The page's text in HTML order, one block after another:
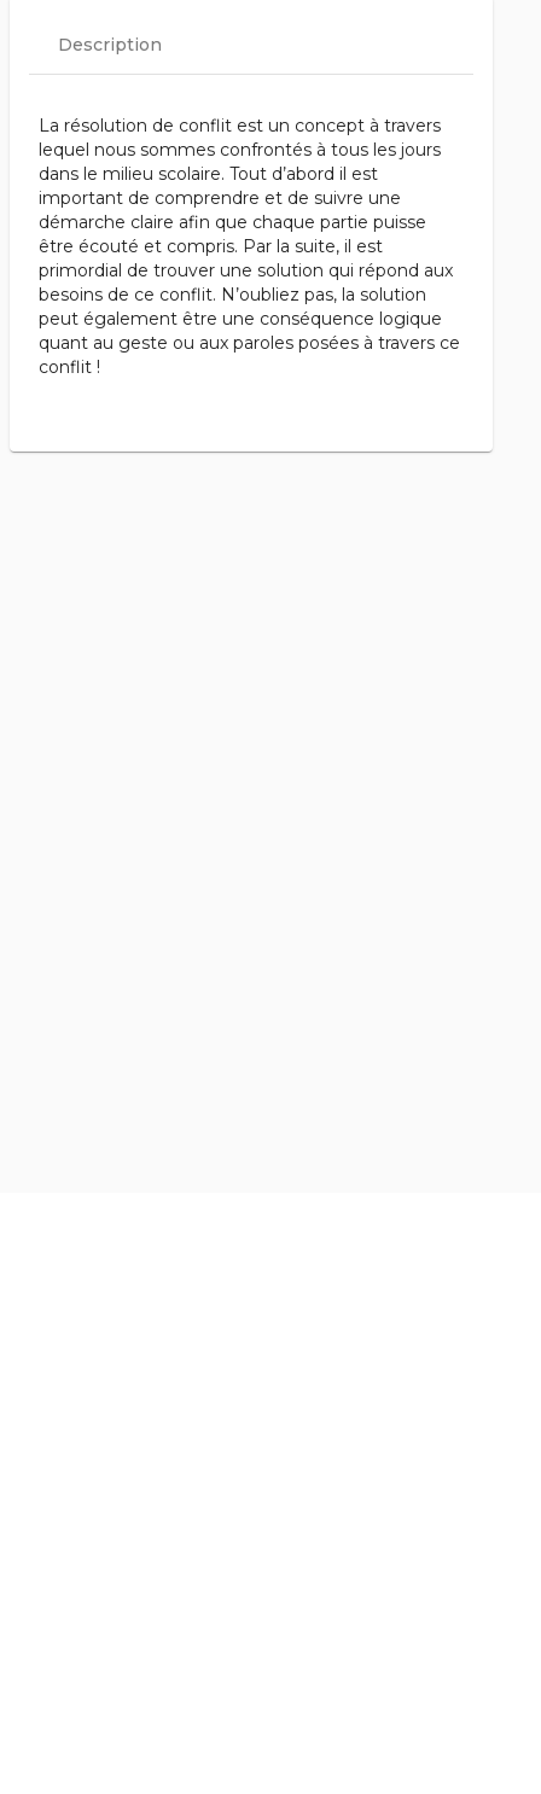
Description
La résolution de conflit est un concept à travers
lequel nous sommes confrontés à tous les jours
dans le milieu scolaire. Tout d’abord il est
important de comprendre et de suivre une
démarche claire afin que chaque partie puisse
être écouté et compris. Par la suite, il est
primordial de trouver une solution qui répond aux
besoins de ce conflit. N’oubliez pas, la solution
peut également être une conséquence logique
quant au geste ou aux paroles posées à travers ce
conflit !